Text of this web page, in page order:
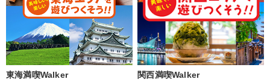
東海満喫Walker 関西満喫Walker